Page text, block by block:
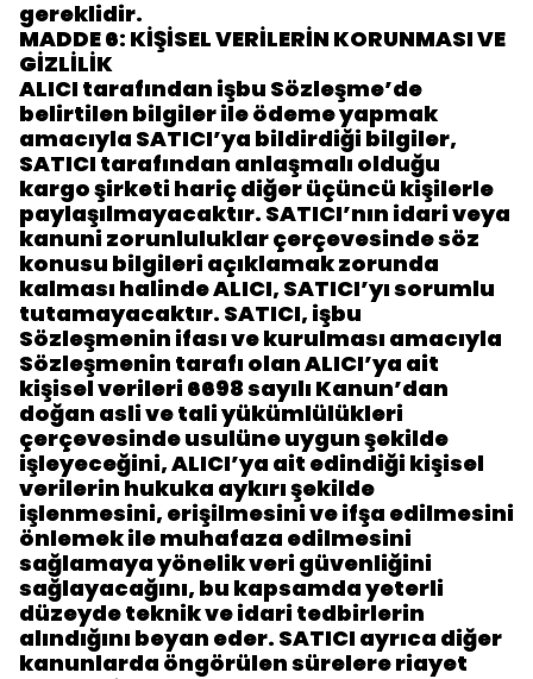
gereklidir.
MADDE 6: KİŞİSEL VERİLERİN KORUNMASI VE
GİZLİLİK
ALICI tarafından işbu Sözleşme’de
belirtilen bilgiler ile ödeme yapmak
amacıyla SATICI’ya bildirdiği bilgiler,
SATICI tarafından anlaşmalı olduğu
kargo şirketi hariç diğer üçüncü kişilerle
paylaşılmayacaktır. SATICI’nın idari veya
kanuni zorunluluklar çerçevesinde söz
konusu bilgileri açıklamak zorunda
kalması halinde ALICI, SATICI’yı sorumlu
tutamayacaktır. SATICI, işbu
Sözleşmenin ifası ve kurulması amacıyla
Sözleşmenin tarafı olan ALICI’ya ait
kişisel verileri 6698 sayılı Kanun’dan
doğan asli ve tali yükümlülükleri
çerçevesinde usulüne uygun şekilde
işleyeceğini, ALICI’ya ait edindiği kişisel
verilerin hukuka aykırı şekilde
işlenmesini, erişilmesini ve ifşa edilmesini
önlemek ile muhafaza edilmesini
sağlamaya yönelik veri güvenliğini
sağlayacağını, bu kapsamda yeterli
düzeyde teknik ve idari tedbirlerin
alındığını beyan eder. SATICI ayrıca diğer
kanunlarda öngörülen sürelere riayet